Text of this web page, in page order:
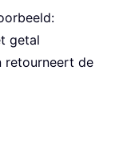
getal
retourneert de